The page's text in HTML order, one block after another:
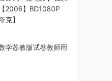
2006】BD1080P
】
学苏教版试卷教师用